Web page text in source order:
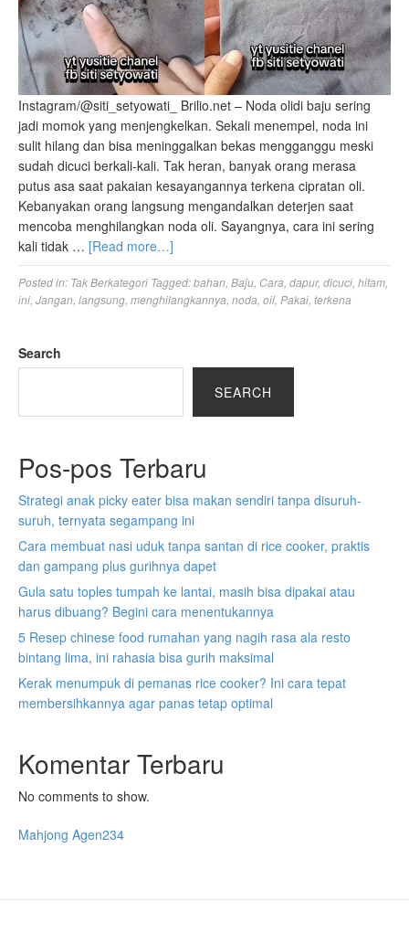
Instagram/@siti_setyowati_ Brilio.net – Noda olidi baju sering
jadi momok yang menjengkelkan. Sekali menempel, noda ini
sulit hilang dan bisa meninggalkan bekas mengganggu meski
sudah dicuci berkali-kali. Tak heran, banyak orang merasa
putus asa saat pakaian kesayangannya terkena cipratan oli.
Kebanyakan orang langsung mengandalkan deterjen saat
mencoba menghilangkan noda oli. Sayangnya, cara ini sering
kali tidak … [Read more…]
Posted in: Tak Berkategori Tagged:bahan, Baju, Cara, dapur, dicuci, hitam,
ini, Jangan, langsung, menghilangkannya, noda, oil, Pakai, terkena
Search
SEARCH
Pos-pos Terbaru
Strategi anak picky eater bisa makan sendiri tanpa disuruh-
suruh, ternyata segampang ini
Cara membuat nasi uduk tanpa santan di rice cooker, praktis
dan gampang plus gurihnya dapet
Gula satu toples tumpah ke lantai, masih bisa dipakai atau
harus dibuang? Begini cara menentukannya
5 Resep chinese food rumahan yang nagih rasa ala resto
bintang lima, ini rahasia bisa gurih maksimal
Kerak menumpuk di pemanas rice cooker? Ini cara tepat
membersihkannya agar panas tetap optimal
Komentar Terbaru
No comments to show.
Mahjong Agen234